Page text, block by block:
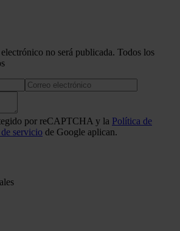
no será publicada. Todos los
por reCAPTCHA y la Política de
servicio de Google aplican.